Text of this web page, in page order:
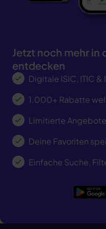
gefälschter
Das ISIC
Globus und flimmert
die Karte.
die virtuelle Karte im
Jetzt noch mehr in
entdecken
Digitale ISIC, ITIC &
1.000+ Rabatte
Limitierte Angebote
Deine Favoriten
Einfache Suche,
Google